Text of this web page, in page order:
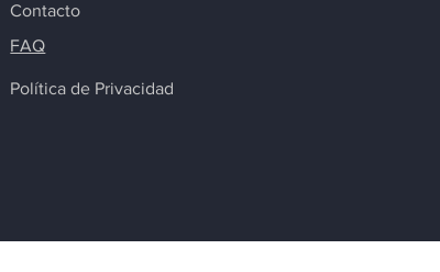
Contacto
FAQ
Política de Privacidad